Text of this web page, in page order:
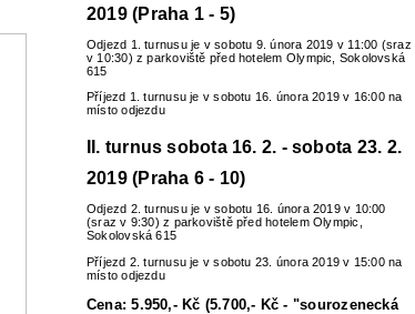
2019 (Praha 1 - 5)
Odjezd 1. turnusu je v sobotu 9. února 2019 v 11:00 (sraz
v 10:30) z parkoviště před hotelem Olympic, Sokolovská
615
Příjezd 1. turnusu je v sobotu 16. února 2019 v 16:00 na
místo odjezdu
II. turnus sobota 16. 2. - sobota 23. 2.
2019 (Praha 6 - 10)
Odjezd 2. turnusu je v sobotu 16. února 2019 v 10:00
(sraz v 9:30) z parkoviště před hotelem Olympic,
Sokolovská 615
Příjezd 2. turnusu je v sobotu 23. února 2019 v 15:00 na
místo odjezdu
Cena: 5.950,- Kč (5.700,- Kč - "sourozenecká